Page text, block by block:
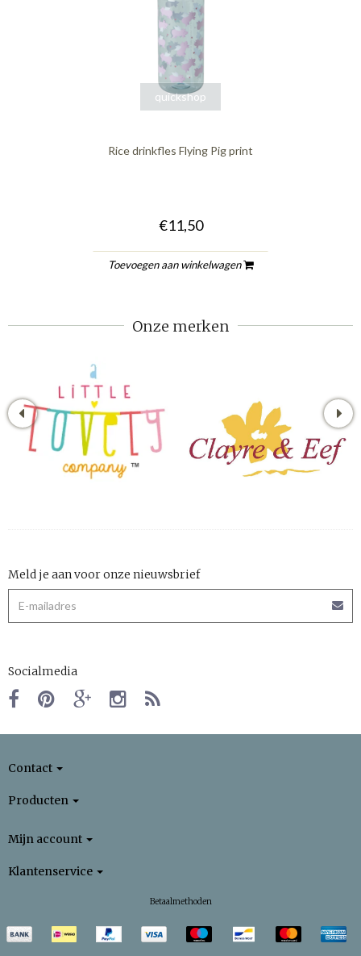
quickshop
Rice drinkfles Flying Pig print
€11,50
Toevoegen aan winkelwagen
Onze merken
Meld je aan voor onze nieuwsbrief
Socialmedia
Contact
Producten
Mijn account
Klantenservice
Betaalmethoden